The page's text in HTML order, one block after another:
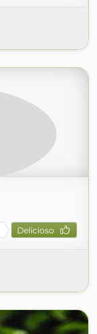
Delicioso